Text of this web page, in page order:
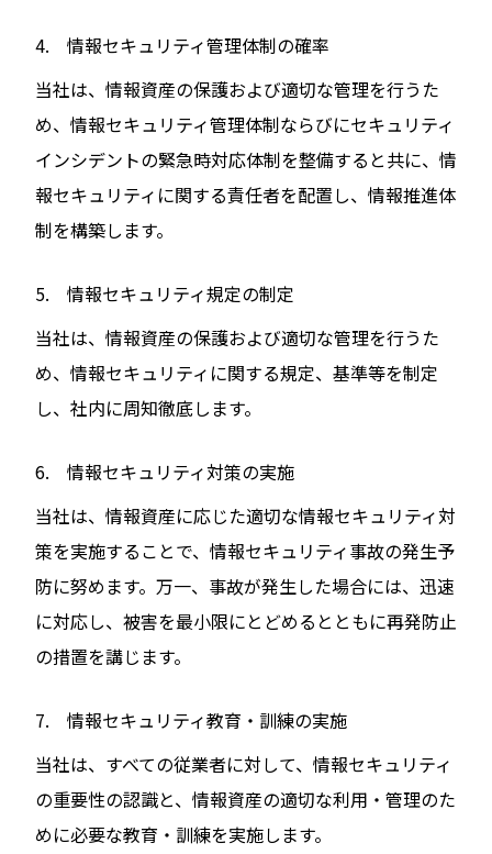
4. 情報セキュリティ管理体制の確率
当社は、情報資産の保護および適切な管理を行うた
め、情報セキュリティ管理体制ならびにセキュリティ
インシデントの緊急時対応体制を整備すると共に、情
報セキュリティに関する責任者を配置し、情報推進体
制を構築します。
5. 情報セキュリティ規定の制定
当社は、情報資産の保護および適切な管理を行うた
め、情報セキュリティに関する規定、基準等を制定
し、社内に周知徹底します。
6. 情報セキュリティ対策の実施
当社は、情報資産に応じた適切な情報セキュリティ対
策を実施することで、情報セキュリティ事故の発生予
防に努めます。万一、事故が発生した場合には、迅速
に対応し、被害を最小限にとどめるとともに再発防止
の措置を講じます。
7. 情報セキュリティ教育・訓練の実施
当社は、すべての従業者に対して、情報セキュリティ
の重要性の認識と、情報資産の適切な利用・管理のた
めに必要な教育・訓練を実施します。